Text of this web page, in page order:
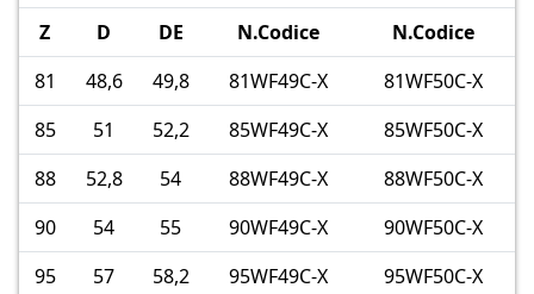
Z D DE N.Codice
N.Codice
81
48,6 49,8 81WF49C-X
81WF50C-X
85
51 52,2 85WF49C-X
85WF50C-X
88
52,8 54 88WF49C-X
88WF50C-X
90
54 55 90WF49C-X
90WF50C-X
95
57 58,2 95WF49C-X
95WF50C-X